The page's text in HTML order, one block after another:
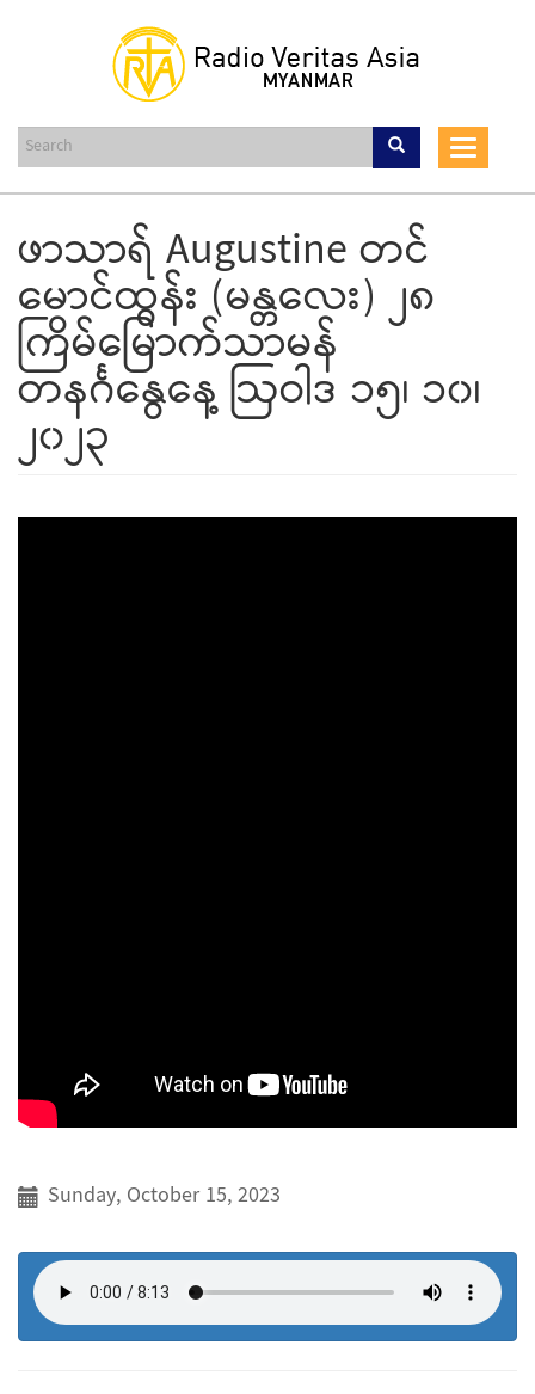
content
Toggle
ဖာသာရ် Augustine တင်
မောင်ထွန်း (မန္တလေး) ၂၈
ကြိမ်မြောက်သာမန်
တနင်္ဂနွေနေ့ ဩဝါဒ ၁၅၊ ၁၀၊
၂၀၂၃
Sunday, October 15, 2023